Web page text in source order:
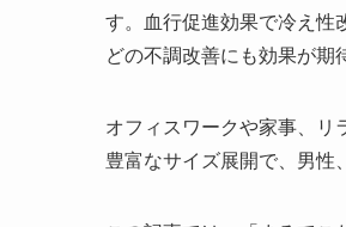
す。血行促進効果で冷え性
どの不調改善にも効果が期
オフィスワークや家事、リ
豊富なサイズ展開で、男性